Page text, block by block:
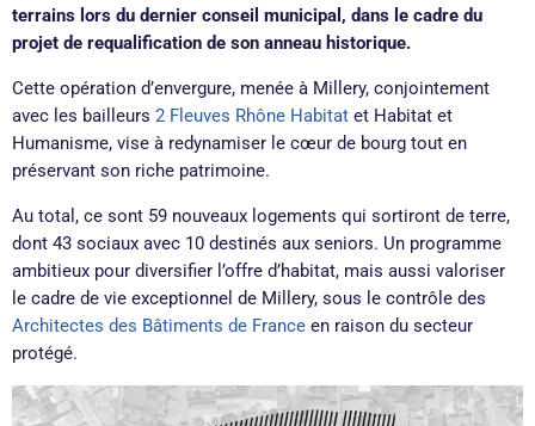
terrains lors du dernier conseil municipal, dans le cadre du
projet de requalification de son anneau historique.
Cette opération d’envergure, menée à Millery, conjointement
avec les bailleurs 2 Fleuves Rhône Habitat et Habitat et
Humanisme, vise à redynamiser le cœur de bourg tout en
préservant son riche patrimoine.
Au total, ce sont 59 nouveaux logements qui sortiront de terre,
dont 43 sociaux avec 10 destinés aux seniors. Un programme
ambitieux pour diversifier l’offre d’habitat, mais aussi valoriser
le cadre de vie exceptionnel de Millery, sous le contrôle des
Architectes des Bâtiments de France en raison du secteur
protégé.